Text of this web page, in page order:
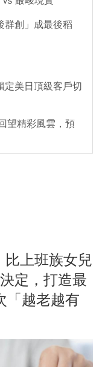
群創」成最後稻
定美日頂級客戶切
望精彩風雲，預
上班族女兒
定，打造最
「越老越有